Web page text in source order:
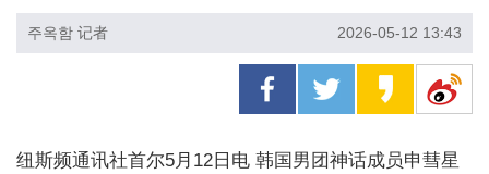
주옥함 记者 2026-05-12 13:43
纽斯频通讯社首尔5月12日电 韩国男团神话成员申彗星